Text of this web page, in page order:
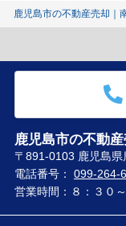
鹿児島市の不動産売却｜
鹿児島市の不動
〒891-0103 鹿児島
電話番号： 099-264-
営業時間：８：３０